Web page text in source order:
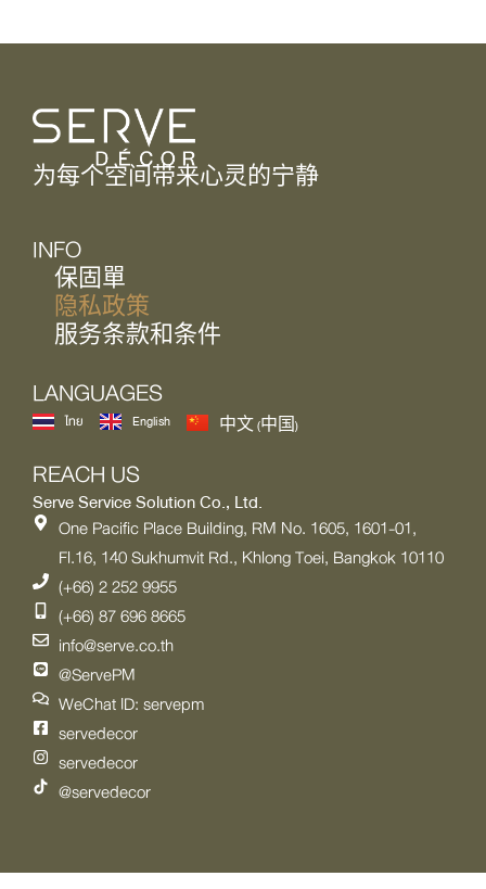
为每个空间带来心灵的宁静
INFO
保固單
隐私政策
服务条款和条件
LANGUAGES
ไทย English 中文 (中国)
REACH US
Serve Service Solution Co., Ltd.
One Pacific Place Building, RM No. 1605, 1601-01,
Fl.16, 140 Sukhumvit Rd., Khlong Toei, Bangkok 10110
(+66) 2 252 9955
(+66) 87 696 8665
info@serve.co.th
@ServePM
WeChat ID: servepm
servedecor
servedecor
@servedecor